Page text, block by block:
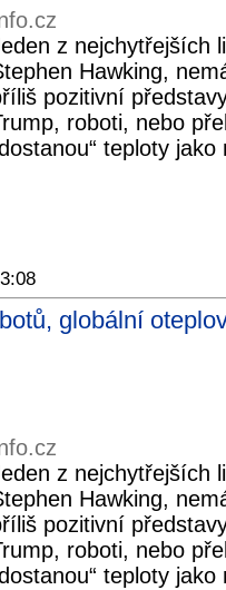
z nejchytřejších
Hawking,
pozitivní
roboti, nebo
teploty
globální
z nejchytřejších
Hawking,
pozitivní
roboti, nebo
teploty